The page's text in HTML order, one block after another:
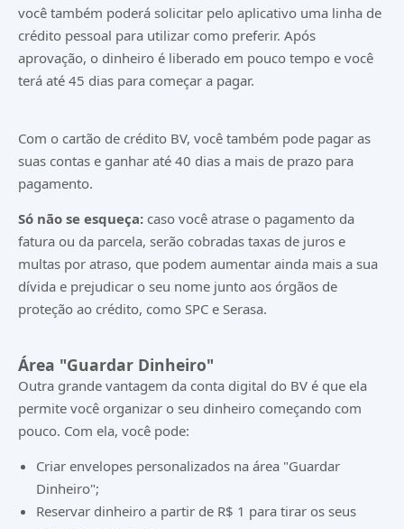
você também poderá solicitar pelo aplicativo uma linha de
crédito pessoal para utilizar como preferir. Após
aprovação, o dinheiro é liberado em pouco tempo e você
terá até 45 dias para começar a pagar.
Com o cartão de crédito BV, você também pode pagar as
suas contas e ganhar até 40 dias a mais de prazo para
pagamento.
Só não se esqueça: caso você atrase o pagamento da
fatura ou da parcela, serão cobradas taxas de juros e
multas por atraso, que podem aumentar ainda mais a sua
dívida e prejudicar o seu nome junto aos órgãos de
proteção ao crédito, como SPC e Serasa.
Área "Guardar Dinheiro"
Outra grande vantagem da conta digital do BV é que ela
permite você organizar o seu dinheiro começando com
pouco. Com ela, você pode:
Criar envelopes personalizados na área "Guardar
Dinheiro";
Reservar dinheiro a partir de R$ 1 para tirar os seus